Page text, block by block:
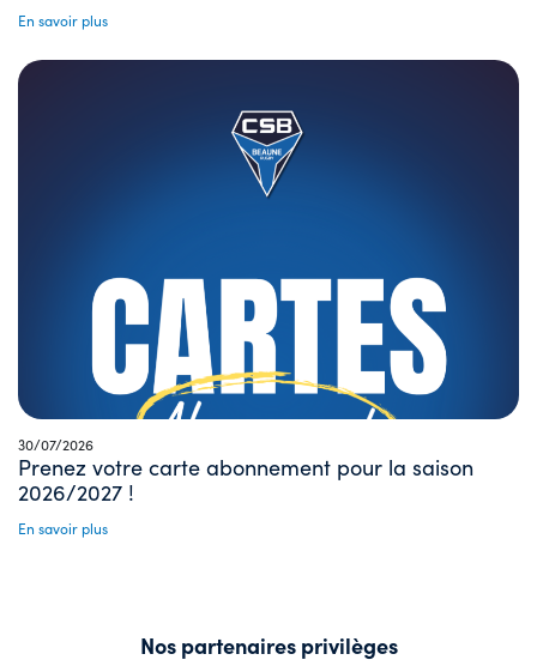
En savoir plus
30/07/2026
Prenez votre carte abonnement pour la saison
2026/2027 !
En savoir plus
Nos partenaires privilèges